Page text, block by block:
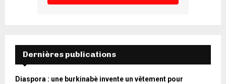
Dernières publications
Diaspora : une burkinabè invente un vêtement pour